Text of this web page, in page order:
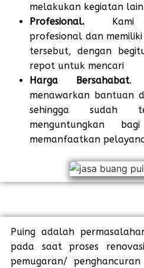
melakukan kegiatan
Profesional.
profesional dan
tersebut, dengan
repot untuk mencari
Harga Bersahabat.
menawarkan bantuan
sehingga sudah
menguntungkan
memanfaatkan
Puing adalah
pada saat proses
pemugaran/